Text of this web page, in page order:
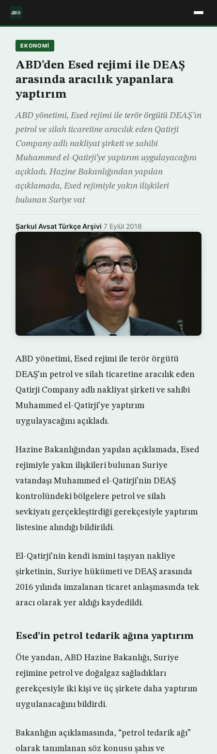
EKONOMİ
ABD’den Esed rejimi ile DEAŞ
arasında aracılık yapanlara
yaptırım
ABD yönetimi, Esed rejimi ile terör örgütü DEAŞ’ın
petrol ve silah ticaretine aracılık eden Qatirji
Company adlı nakliyat şirketi ve sahibi
Muhammed el-Qatirji’ye yaptırım uygulayacağını
açıkladı. Hazine Bakanlığından yapılan
açıklamada, Esed rejimiyle yakın ilişkileri
bulunan Suriye vat
Şarkul Avsat Türkçe Arşivi·7 Eylül 2018
ABD yönetimi, Esed rejimi ile terör örgütü
DEAŞ’ın petrol ve silah ticaretine aracılık eden
Qatirji Company adlı nakliyat şirketi ve sahibi
Muhammed el-Qatirji’ye yaptırım
uygulayacağını açıkladı.
Hazine Bakanlığından yapılan açıklamada, Esed
rejimiyle yakın ilişkileri bulunan Suriye
vatandaşı Muhammed el-Qatirji’nin DEAŞ
kontrolündeki bölgelere petrol ve silah
sevkiyatı gerçekleştirdiği gerekçesiyle yaptırım
listesine alındığı bildirildi.
El-Qatirji’nin kendi ismini taşıyan nakliye
şirketinin, Suriye hükümeti ve DEAŞ arasında
2016 yılında imzalanan ticaret anlaşmasında tek
aracı olarak yer aldığı kaydedildi.
Esed’in petrol tedarik ağına yaptırım
Öte yandan, ABD Hazine Bakanlığı, Suriye
rejimine petrol ve doğalgaz sağladıkları
gerekçesiyle iki kişi ve üç şirkete daha yaptırım
uygulanacağını bildirdi.
Bakanlığın açıklamasında, “petrol tedarik ağı”
olarak tanımlanan söz konusu şahıs ve